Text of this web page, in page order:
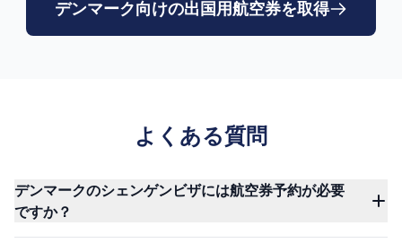
デンマーク向けの出国用航空券を取得
よくある質問
デンマークのシェンゲンビザには航空券予約が必要
ですか？